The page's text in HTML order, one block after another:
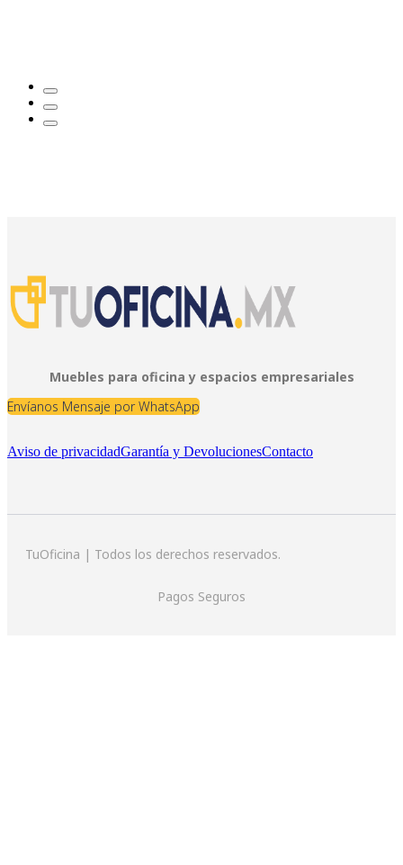
Muebles para oficina y espacios empresariales
Envíanos Mensaje por WhatsApp
Aviso de privacidadGarantía y DevolucionesContacto
TuOficina | Todos los derechos reservados.
Pagos Seguros